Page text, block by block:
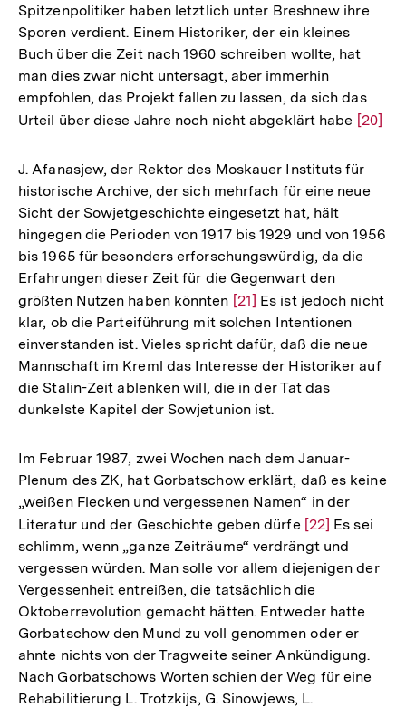
Spitzenpolitiker haben letztlich unter Breshnew ihre
Sporen verdient. Einem Historiker, der ein kleines
Buch über die Zeit nach 1960 schreiben wollte, hat
man dies zwar nicht untersagt, aber immerhin
empfohlen, das Projekt fallen zu lassen, da sich das
Urteil über diese Jahre noch nicht abgeklärt habe Zur
der
[20]
J. Afanasjew, der Rektor des Moskauer Instituts für
historische Archive, der sich mehrfach für eine neue
Sicht der Sowjetgeschichte eingesetzt hat, hält
hingegen die Perioden von 1917 bis 1929 und von 1956
bis 1965 für besonders erforschungswürdig, da die
Erfahrungen dieser Zeit für die Gegenwart den
größten Nutzen haben könnten Zur
Auflösung
der
Fußnote
[21] Es ist jedoch nicht
klar, ob die Parteiführung mit solchen Intentionen
einverstanden ist. Vieles spricht dafür, daß die neue
Mannschaft im Kreml das Interesse der Historiker auf
die Stalin-Zeit ablenken will, die in der Tat das
dunkelste Kapitel der Sowjetunion ist.
Im Februar 1987, zwei Wochen nach dem Januar-
Plenum des ZK, hat Gorbatschow erklärt, daß es keine
„weißen Flecken und vergessenen Namen“ in der
Literatur und der Geschichte geben dürfe Zur
Auflösung
der
Fußnote
[22] Es sei
schlimm, wenn „ganze Zeiträume“ verdrängt und
vergessen würden. Man solle vor allem diejenigen der
Vergessenheit entreißen, die tatsächlich die
Oktoberrevolution gemacht hätten. Entweder hatte
Gorbatschow den Mund zu voll genommen oder er
ahnte nichts von der Tragweite seiner Ankündigung.
Nach Gorbatschows Worten schien der Weg für eine
Rehabilitierung L. Trotzkijs, G. Sinowjews, L.